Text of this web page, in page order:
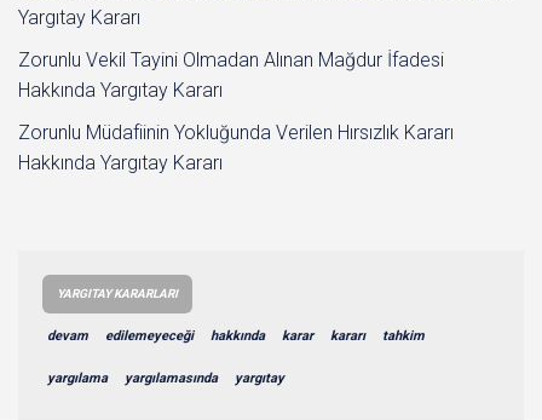
Yargıtay Kararı
Zorunlu Vekil Tayini Olmadan Alınan Mağdur İfadesi
Hakkında Yargıtay Kararı
Zorunlu Müdafiinin Yokluğunda Verilen Hırsızlık Kararı
Hakkında Yargıtay Kararı
YARGITAY KARARLARI
devam edilemeyeceği hakkında karar kararı tahkim
yargılama yargılamasında yargıtay